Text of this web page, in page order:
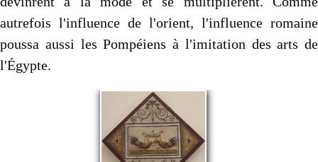
autrefois l'influence de l'orient, l'influence romaine
poussa aussi les Pompéiens à l'imitation des arts de
l'Égypte.